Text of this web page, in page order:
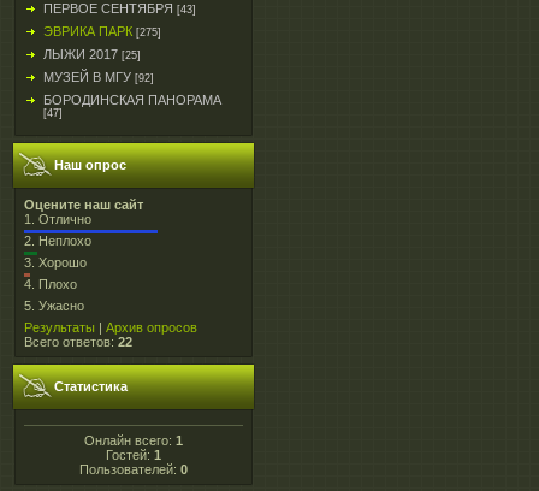
ПЕРВОЕ СЕНТЯБРЯ [43]
ЭВРИКА ПАРК [275]
ЛЫЖИ 2017 [25]
МУЗЕЙ В МГУ [92]
БОРОДИНСКАЯ ПАНОРАМА
[47]
Наш опрос
Оцените наш сайт
1. Отлично
2. Неплохо
3. Хорошо
4. Плохо
5. Ужасно
Результаты | Архив опросов
Всего ответов: 22
Статистика
Онлайн всего: 1
Гостей: 1
Пользователей: 0